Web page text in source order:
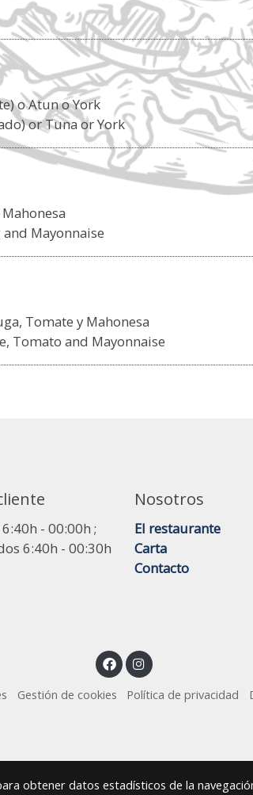
o Atun o York
or Tuna or York
Mayonnaise
Tomate y Mahonesa
Tomato and Mayonnaise
- 00:00h ;
6:40h - 00:30h
Nosotros
El restaurante
Carta
Contacto
Gestión de cookies Política de privacidad
obtener datos estadísticos de la